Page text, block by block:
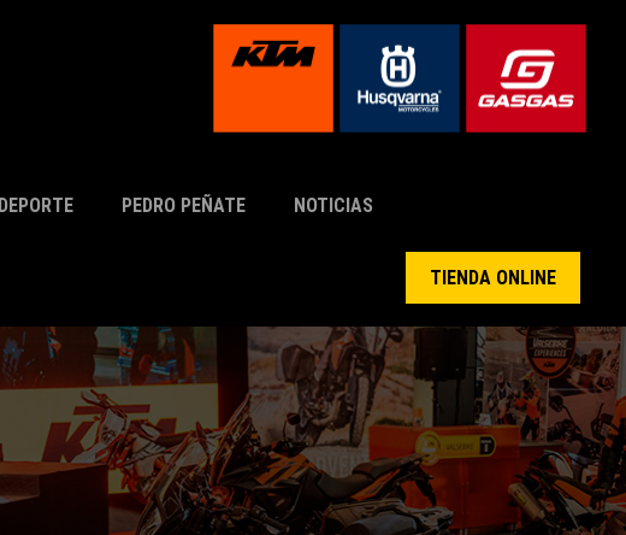
DEPORTE PEDRO PEÑATE NOTICIAS
TIENDA ONLINE